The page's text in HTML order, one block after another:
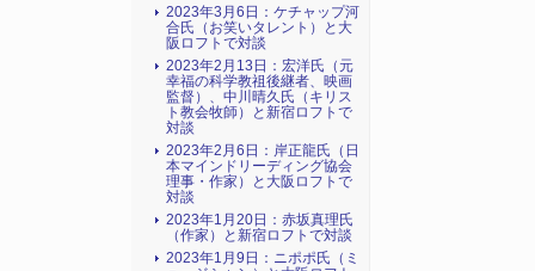
2023年3月6日：ケチャップ河
合氏（お笑いタレント）と大
阪ロフトで対談
2023年2月13日：宏洋氏（元
幸福の科学教祖後継者、映画
監督）、中川晴久氏（キリス
ト教会牧師）と新宿ロフトで
対談
2023年2月6日：岸正龍氏（日
本マインドリーディング協会
理事・作家）と大阪ロフトで
対談
2023年1月20日：赤坂真理氏
（作家）と新宿ロフトで対談
2023年1月9日：ニポポ氏（ミ